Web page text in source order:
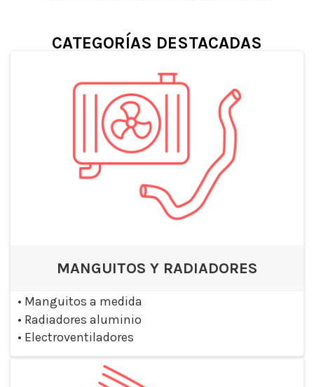
CATEGORÍAS DESTACADAS
MANGUITOS Y RADIADORES
• Manguitos a medida
• Radiadores aluminio
• Electroventiladores